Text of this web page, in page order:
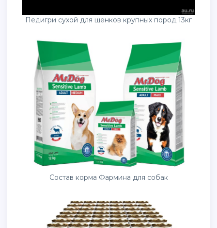
Педигри сухой для щенков крупных пород 13кг
Состав корма Фармина для собак